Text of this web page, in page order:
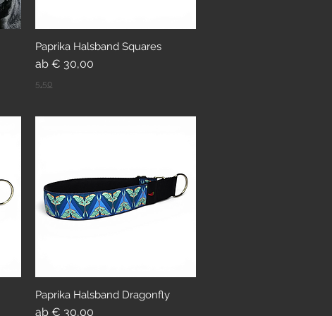
Paprika Halsband Squares
ab€ 30,00
Sale-Preis
5,50
Paprika Halsband Dragonfly
ab€ 30,00
Sale-Preis